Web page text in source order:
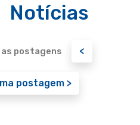
Notícias
postagens <
postagem >